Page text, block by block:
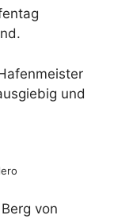
und
von